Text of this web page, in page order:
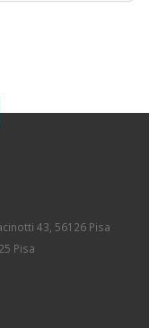
43, 56126 Pisa
Pisa